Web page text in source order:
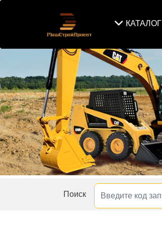
КАТАЛОГ
Поиск